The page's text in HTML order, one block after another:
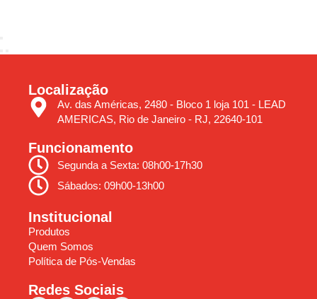
Localização
Av. das Américas, 2480 - Bloco 1 loja 101 - LEAD
AMERICAS, Rio de Janeiro - RJ, 22640-101
Funcionamento
Segunda a Sexta: 08h00-17h30
Sábados: 09h00-13h00
Institucional
Produtos
Quem Somos
Política de Pós-Vendas
Redes Sociais